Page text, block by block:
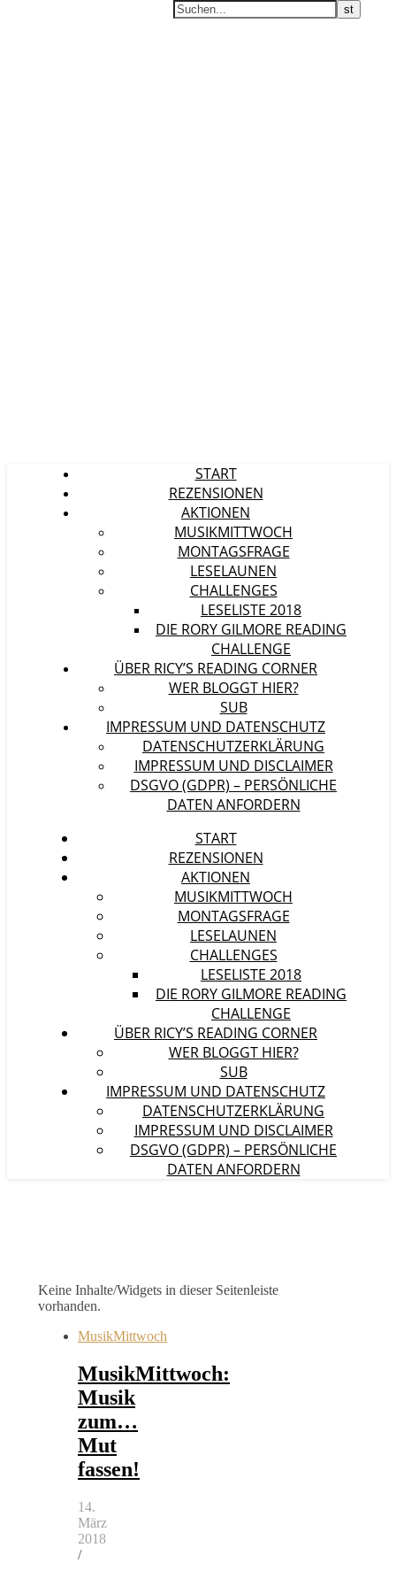
START
REZENSIONEN
AKTIONEN
MUSIKMITTWOCH
MONTAGSFRAGE
LESELAUNEN
CHALLENGES
LESELISTE 2018
DIE RORY GILMORE READING
CHALLENGE
ÜBER RICY’S READING CORNER
WER BLOGGT HIER?
SUB
IMPRESSUM UND DATENSCHUTZ
DATENSCHUTZERKLÄRUNG
IMPRESSUM UND DISCLAIMER
DSGVO (GDPR) – PERSÖNLICHE
DATEN ANFORDERN
START
REZENSIONEN
AKTIONEN
MUSIKMITTWOCH
MONTAGSFRAGE
LESELAUNEN
CHALLENGES
LESELISTE 2018
DIE RORY GILMORE READING
CHALLENGE
ÜBER RICY’S READING CORNER
WER BLOGGT HIER?
SUB
IMPRESSUM UND DATENSCHUTZ
DATENSCHUTZERKLÄRUNG
IMPRESSUM UND DISCLAIMER
DSGVO (GDPR) – PERSÖNLICHE
DATEN ANFORDERN
Keine Inhalte/Widgets in dieser Seitenleiste
vorhanden.
MusikMittwoch
MusikMittwoch:
Musik
zum…
Mut
fassen!
14.
März
2018
/